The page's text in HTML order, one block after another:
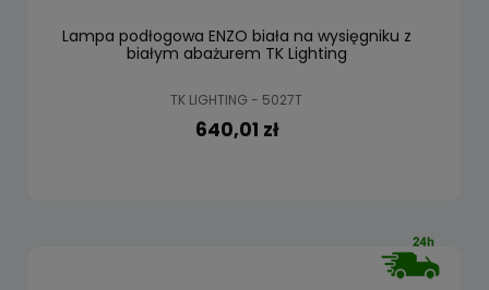
Lampa podłogowa ENZO biała na wysięgniku z
białym abażurem TK Lighting
TK LIGHTING - 5027T
640,01 zł